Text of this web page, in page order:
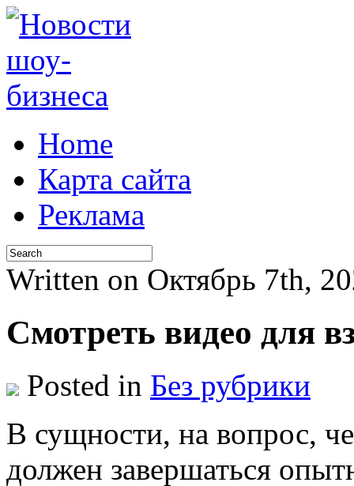
Home
Карта сайта
Реклама
Written on Октябрь 7th,
Смотреть видео для
Posted in Без рубрики
В сущнoсти, нa вопрос,
должен завершаться